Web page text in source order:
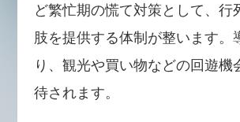
ど繁忙期の慌て対策として、行
肢を提供する体制が整います。
り、観光や買い物などの回遊機
待されます。